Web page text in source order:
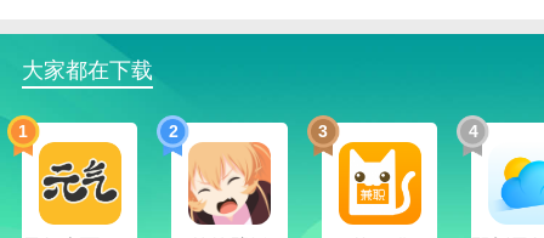
优惠的购物；
题，更好的使用；
3、获得消息通知，清楚的了解你的购物情况，满
足你的需求；
大家都在下载
1 2 3 4